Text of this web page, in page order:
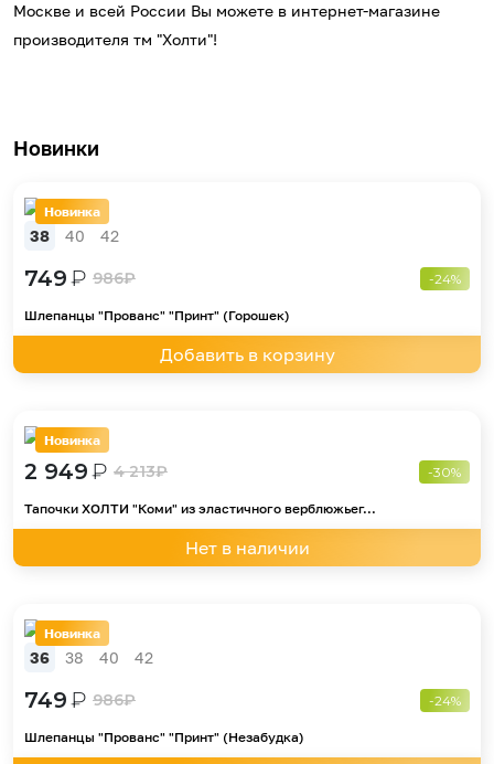
Москве и всей России Вы можете в интернет-магазине
производителя тм "Холти"!
Новинки
Новинка
38 40 42
749₽ 986₽ -24%
Шлепанцы "Прованс" "Принт" (Горошек)
Добавить в корзину
Новинка
2 949₽ 4 213₽ -30%
Тапочки ХОЛТИ "Коми" из эластичного верблюжьег...
Нет в наличии
Новинка
36 38 40 42
749₽ 986₽ -24%
Шлепанцы "Прованс" "Принт" (Незабудка)